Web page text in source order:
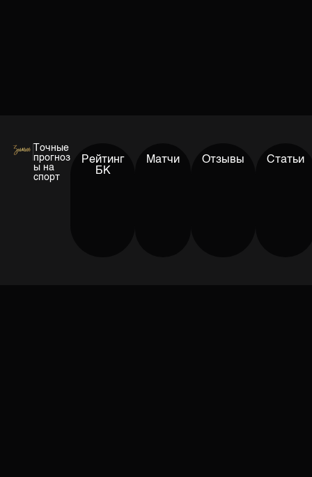
Точные
прогноз
ы на
спорт
Рейтинг
БК
Матчи Отзывы Статьи